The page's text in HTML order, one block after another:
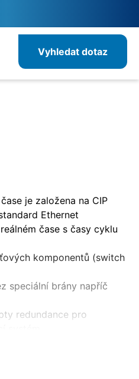
Vyhledat dotaz
je založena na CIP
Ethernet
čase s časy cyklu
komponentů (switch
speciální brány napříč
redundance pro